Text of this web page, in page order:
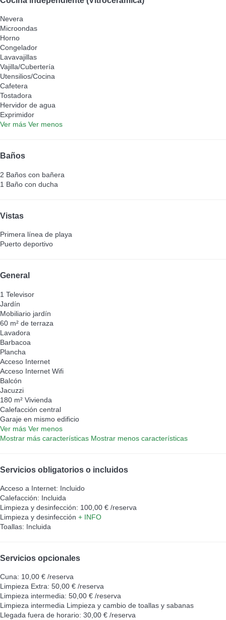
Nevera
Microondas
Horno
Congelador
Lavavajillas
Vajilla/Cubertería
Utensilios/Cocina
Cafetera
Tostadora
Hervidor de agua
Exprimidor
Ver más Ver menos
Baños
2 Baños con bañera
1 Baño con ducha
Vistas
Primera línea de playa
Puerto deportivo
General
1 Televisor
Jardín
Mobiliario jardín
60 m² de terraza
Lavadora
Barbacoa
Plancha
Acceso Internet
Acceso Internet Wifi
Balcón
Jacuzzi
180 m² Vivienda
Calefacción central
Garaje en mismo edificio
Ver más Ver menos
Mostrar más características Mostrar menos características
Servicios obligatorios o incluidos
Acceso a Internet: Incluido
Calefacción: Incluida
Limpieza y desinfección: 100,00 € /reserva
Limpieza y desinfección + INFO
Toallas: Incluida
Servicios opcionales
Cuna: 10,00 € /reserva
Limpieza Extra: 50,00 € /reserva
Limpieza intermedia: 50,00 € /reserva
Limpieza intermedia Limpieza y cambio de toallas y sabanas
Llegada fuera de horario: 30,00 € /reserva